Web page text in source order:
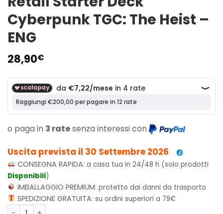
Cyberpunk TGC: The Heist –
ENG
28,90€
o paga in 3 ratesenza interessi con
Uscita prevista il 30 Settembre 2026
CONSEGNA RAPIDA:a casa tua in 24/48 h (solo prodotti
Disponibili)
IMBALLAGGIO PREMIUM:protetto dai danni da trasporto
SPEDIZIONE GRATUITA:su ordini superiori a 79€